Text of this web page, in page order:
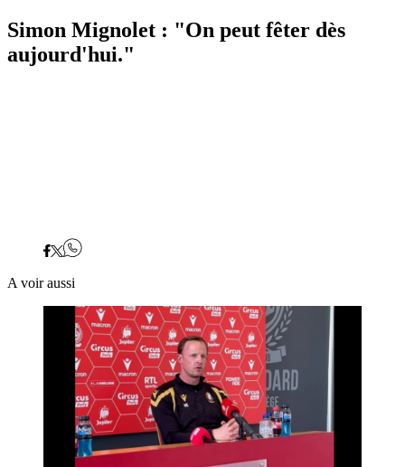
Simon Mignolet : "On peut fêter dès
aujourd'hui."
A voir aussi